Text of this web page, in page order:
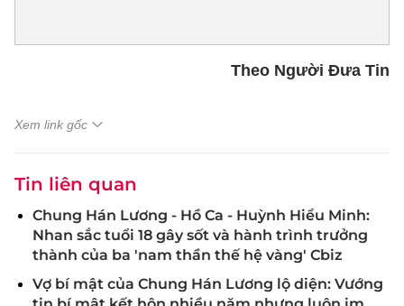
Theo Người Đưa Tin
Xem link gốc
Tin liên quan
Chung Hán Lương - Hồ Ca - Huỳnh Hiểu Minh:
Nhan sắc tuổi 18 gây sốt và hành trình trưởng
thành của ba 'nam thần thế hệ vàng' Cbiz
Vợ bí mật của Chung Hán Lương lộ diện: Vướng